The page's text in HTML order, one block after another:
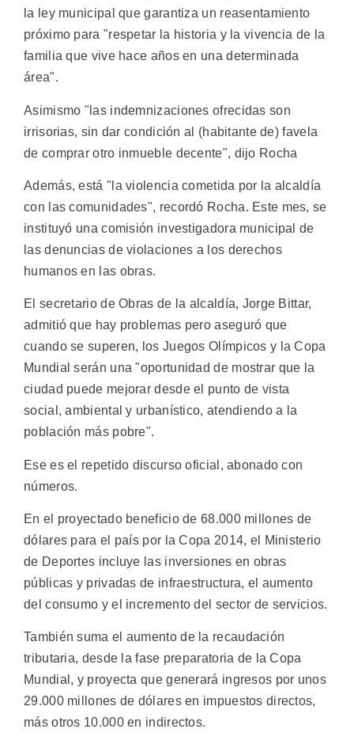
la ley municipal que garantiza un reasentamiento
próximo para "respetar la historia y la vivencia de la
familia que vive hace años en una determinada
área".
Asimismo "las indemnizaciones ofrecidas son
irrisorias, sin dar condición al (habitante de) favela
de comprar otro inmueble decente", dijo Rocha
Además, está "la violencia cometida por la alcaldía
con las comunidades", recordó Rocha. Este mes, se
instituyó una comisión investigadora municipal de
las denuncias de violaciones a los derechos
humanos en las obras.
El secretario de Obras de la alcaldía, Jorge Bittar,
admitió que hay problemas pero aseguró que
cuando se superen, los Juegos Olímpicos y la Copa
Mundial serán una "oportunidad de mostrar que la
ciudad puede mejorar desde el punto de vista
social, ambiental y urbanístico, atendiendo a la
población más pobre".
Ese es el repetido discurso oficial, abonado con
números.
En el proyectado beneficio de 68.000 millones de
dólares para el país por la Copa 2014, el Ministerio
de Deportes incluye las inversiones en obras
públicas y privadas de infraestructura, el aumento
del consumo y el incremento del sector de servicios.
También suma el aumento de la recaudación
tributaria, desde la fase preparatoria de la Copa
Mundial, y proyecta que generará ingresos por unos
29.000 millones de dólares en impuestos directos,
más otros 10.000 en indirectos.